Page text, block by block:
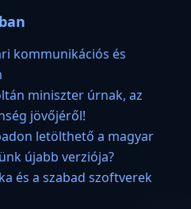
kommunikációs és
miniszter úrnak, az
jövőjéről!
letölthető a magyar
újabb verziója?
és a szabad szoftverek